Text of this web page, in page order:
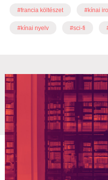
#francia költészet #kínai
#kínai nyelv #sci-fi